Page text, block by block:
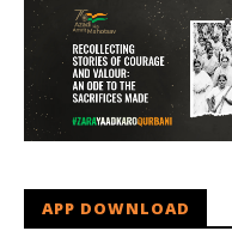
APP DOWNLOAD